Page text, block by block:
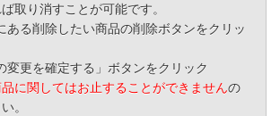
取り消すことが可能です。
ある削除したい商品の削除ボタンをクリッ
変更を確定する」ボタンをクリック
に関してはお止することができませんの
。